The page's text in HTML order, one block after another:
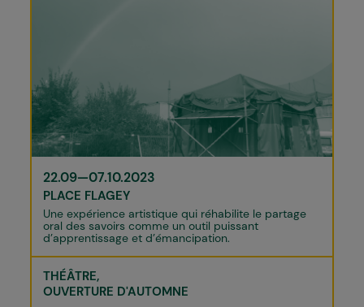
22.09—07.10.2023
PLACE FLAGEY
Une expérience artistique qui réhabilite le partage
oral des savoirs comme un outil puissant
d’apprentissage et d’émancipation.
THÉÂTRE
OUVERTURE D'AUTOMNE